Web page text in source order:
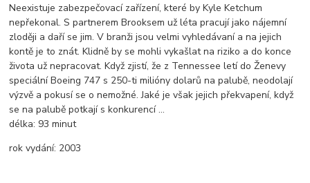
Neexistuje zabezpečovací zařízení, které by Kyle Ketchum
nepřekonal. S partnerem Brooksem už léta pracují jako nájemní
zloději a daří se jim. V branži jsou velmi vyhledávaní a na jejich
kontě je to znát. Klidně by se mohli vykašlat na riziko a do konce
života už nepracovat. Když zjistí, že z Tennessee letí do Ženevy
speciální Boeing 747 s 250-ti milióny dolarů na palubě, neodolají
výzvě a pokusí se o nemožné. Jaké je však jejich překvapení, když
se na palubě potkají s konkurencí …
délka: 93 minut
rok vydání: 2003